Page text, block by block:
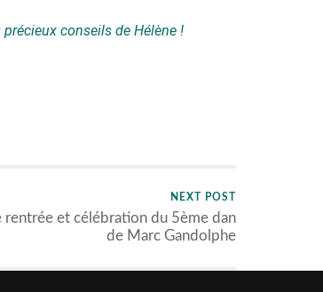
conseils de Hélène !
NEXT POST
rentrée et célébration du 5ème dan
de Marc Gandolphe